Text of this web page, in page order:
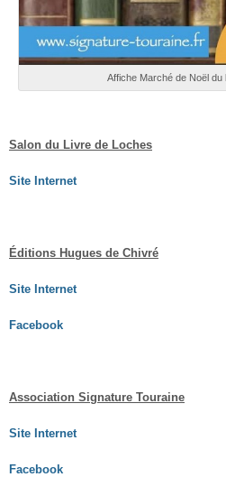
Affiche Marché de Noël
Salon du Livre de Loches
Site Internet
Éditions Hugues de Chivré
Site Internet
Facebook
Association Signature Touraine
Site Internet
Facebook